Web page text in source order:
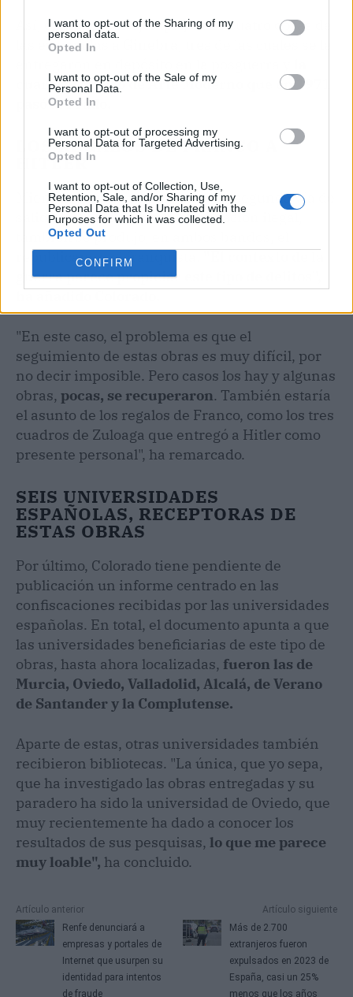
I want to opt-out of the Sharing of my
personal data.
Opted In
I want to opt-out of the Sale of my
Personal Data.
Opted In
I want to opt-out of processing my
Personal Data for Targeted Advertising.
Opted In
I want to opt-out of Collection, Use,
Retention, Sale, and/or Sharing of my
Personal Data that Is Unrelated with the
Purposes for which it was collected.
Opted Out
CONFIRM
Así, el Prado, por ejemplo, tiene cuatro obras de
las evacuadas a Ginebra, tres de las cuales se le
cuarta al Museo de Arte Moderno que en 1971
pasó al Prado.
LOS REGALOS DE FRANCO A
HITLER
Mientras, en la que respecta a la segunda vía de
salida, la del saqueo y la exportación ilegal,
también se produjo, en ambos bandos, el
republicano y el franquista.
guerra parece propiciar este tipo de delitos",
"En este caso, el problema es que el
seguimiento de estas obras es muy difícil, por
no decir imposible. Pero casos los hay y algunas
obras, pocas, se recuperaron. También estaría
el asunto de los regalos de Franco, como los tres
cuadros de Zuloaga que entregó a Hitler como
presente personal", ha remarcado.
SEIS UNIVERSIDADES
ESPAÑOLAS, RECEPTORAS DE
ESTAS OBRAS
Por último, Colorado tiene pendiente de
publicación un informe centrado en las
confiscaciones recibidas por las universidades
españolas. En total, el documento apunta a que
las universidades beneficiarias de este tipo de
obras, hasta ahora localizadas, fueron las de
Murcia, Oviedo, Valladolid, Alcalá, de Verano
de Santander y la Complutense.
Aparte de estas, otras universidades también
recibieron bibliotecas. "La única, que yo sepa,
que ha investigado las obras entregadas y su
paradero ha sido la universidad de Oviedo, que
muy recientemente ha dado a conocer los
resultados de sus pesquisas, lo que me parece
muy loable", ha concluido.
Artículo anterior
Renfe denunciará a
empresas y portales de
Internet que usurpen su
identidad para intentos
de fraude
Artículo siguiente
Más de 2.700
extranjeros fueron
expulsados en 2023 de
España, casi un 25%
menos que los años